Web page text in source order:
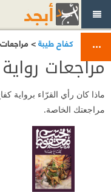
كفاح طيبة>
مراجعات
ماذا كان رأي القرّاء برواية
مراجعتك الخاصة.